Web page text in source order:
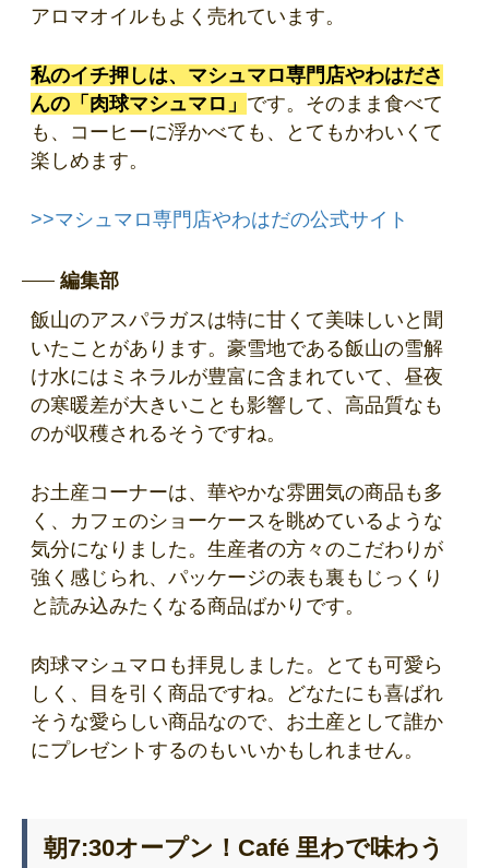
アロマオイルもよく売れています。
私のイチ押しは、マシュマロ専門店やわはださ
んの「肉球マシュマロ」 です。そのまま食べて
も、コーヒーに浮かべても、とてもかわいくて
楽しめます。
>>マシュマロ専門店やわはだの公式サイト
編集部
飯山のアスパラガスは特に甘くて美味しいと聞
いたことがあります。豪雪地である飯山の雪解
け水にはミネラルが豊富に含まれていて、昼夜
の寒暖差が大きいことも影響して、高品質なも
のが収穫されるそうですね。
お土産コーナーは、華やかな雰囲気の商品も多
く、カフェのショーケースを眺めているような
気分になりました。生産者の方々のこだわりが
強く感じられ、パッケージの表も裏もじっくり
と読み込みたくなる商品ばかりです。
肉球マシュマロも拝見しました。とても可愛ら
しく、目を引く商品ですね。どなたにも喜ばれ
そうな愛らしい商品なので、お土産として誰か
にプレゼントするのもいいかもしれません。
朝7:30オープン！Café 里わで味わう